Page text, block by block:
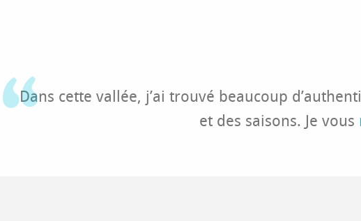
Dans cette vallée, j’ai trouvé beaucoup
et des saisons. Je vous